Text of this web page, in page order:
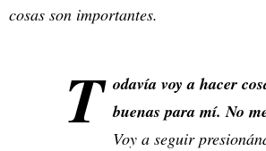
cosas son importantes.
T odavía voy a hacer
buenas para mí. No
Voy a seguir